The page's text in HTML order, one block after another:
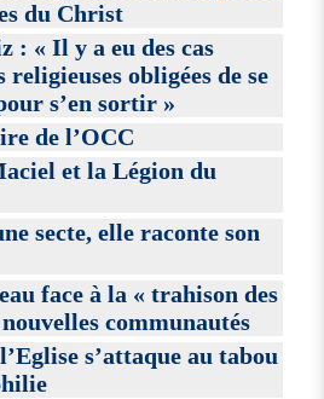
du Christ
: « Il y a eu des cas
religieuses obligées de se
s’en sortir »
de l’OCC
et la Légion du
secte, elle raconte son
face à la « trahison des
communautés
s’attaque au tabou